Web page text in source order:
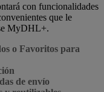
con funcionalidades
que le
MyDHL+.
o Favoritos para
de envío